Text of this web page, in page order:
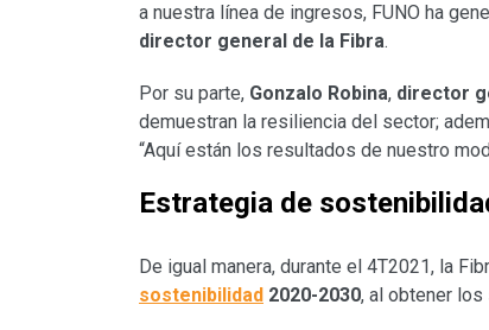
a nuestra línea de ingresos, FUNO ha
director general de la Fibra.
Por su parte, Gonzalo Robina, director
demuestran la resiliencia del sector;
“Aquí están los resultados de nuestro
Estrategia de
De igual manera, durante el 4T2021, la
sostenibilidad 2020-2030, al obtener